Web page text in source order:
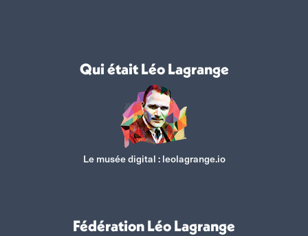
Qui était Léo Lagrange
Le musée digital : leolagrange.io
Fédération Léo Lagrange